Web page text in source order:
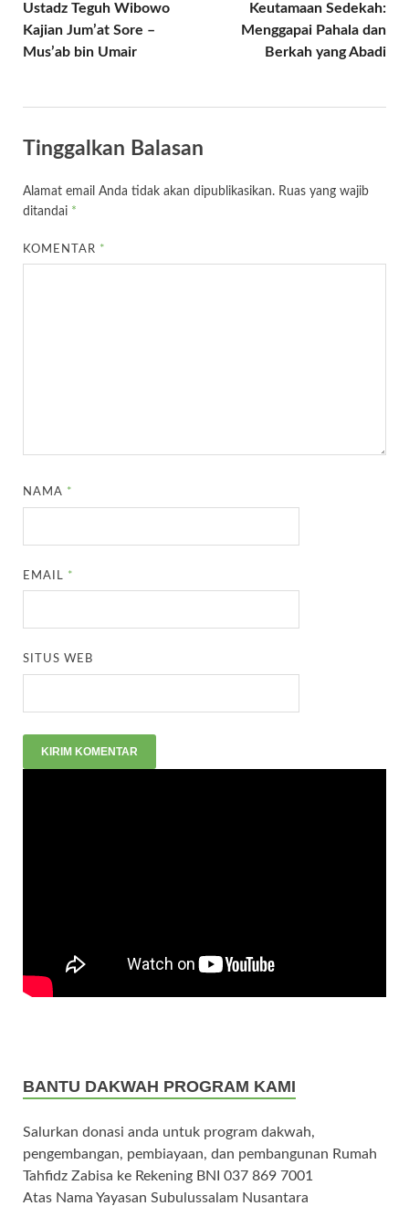
Ustadz Teguh Wibowo
Kajian Jum’at Sore –
Mus’ab bin Umair
Keutamaan Sedekah:
Menggapai Pahala dan
Berkah yang Abadi
Tinggalkan Balasan
Alamat email Anda tidak akan dipublikasikan. Ruas yang wajib
ditandai *
KOMENTAR *
NAMA *
EMAIL *
SITUS WEB
BANTU DAKWAH PROGRAM KAMI
Salurkan donasi anda untuk program dakwah,
pengembangan, pembiayaan, dan pembangunan Rumah
Tahfidz Zabisa ke Rekening BNI 037 869 7001
Atas Nama Yayasan Subulussalam Nusantara